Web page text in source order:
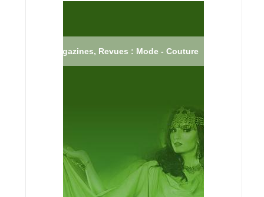
Magazines, Revues : Mode - Couture